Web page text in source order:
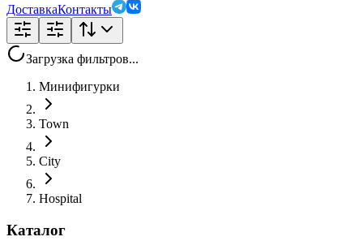
ДоставкаКонтакты
Загрузка фильтров...
Минифигурки
Town
City
Hospital
Каталог